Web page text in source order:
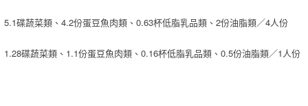
5.1碟蔬菜類、4.2份蛋豆魚肉類、0.63杯低脂乳品類、2份油脂類／4人份
1.28碟蔬菜類、1.1份蛋豆魚肉類、0.16杯低脂乳品類、0.5份油脂類／1人份